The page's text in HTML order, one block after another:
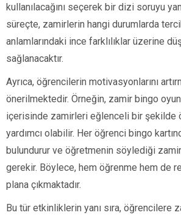
kullanılacağını seçerek bir dizi soruyu
süreçte, zamirlerin hangi durumlarda
anlamlarındaki ince farklılıklar üzerine
sağlanacaktır.
Ayrıca, öğrencilerin motivasyonlarını
önerilmektedir. Örneğin, zamir bingo
içerisinde zamirleri eğlenceli bir şekilde
yardımcı olabilir. Her öğrenci bingo
bulundurur ve öğretmenin söylediği
gerekir. Böylece, hem öğrenme hem de
plana çıkmaktadır.
Bu tür etkinliklerin yanı sıra, öğrencilere